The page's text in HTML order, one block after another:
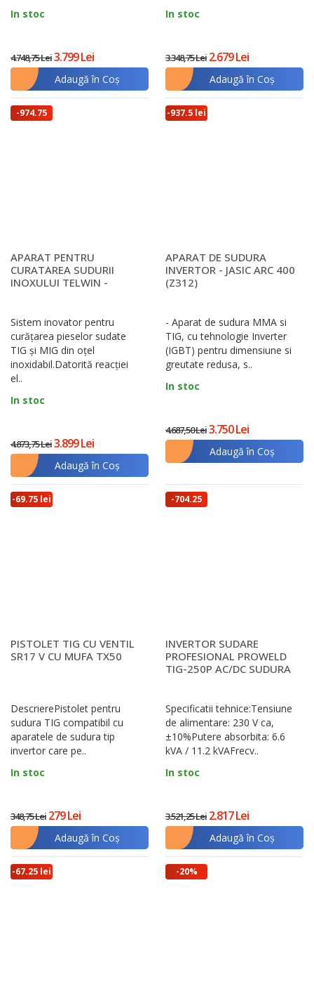
In stoc
4.748,75 Lei3.799 Lei
Adaugă în Coş
In stoc
3.348,75 Lei 2.679 Lei
Adaugă în Coş
-974.75
APARAT PENTRU
CURATAREA SUDURII
INOXULUI TELWIN -
Sistem inovator pentru
curățarea pieselor sudate
TIG și MIG din oțel
inoxidabil.Datorită reacției
el..
In stoc
4.873,75 Lei3.899 Lei
Adaugă în Coş
-937.5 lei
APARAT DE SUDURA
INVERTOR - JASIC ARC 400
(Z312)
- Aparat de sudura MMA si
TIG, cu tehnologie Inverter
(IGBT) pentru dimensiune si
greutate redusa, s..
In stoc
4.687,50 Lei3.750 Lei
Adaugă în Coş
-69.75 lei
PISTOLET TIG CU VENTIL
SR17 V CU MUFA TX50
DescrierePistolet pentru
sudura TIG compatibil cu
aparatele de sudura tip
invertor care pe..
In stoc
348,75 Lei 279 Lei
Adaugă în Coş
-704.25
INVERTOR SUDARE
PROFESIONAL PROWELD
TIG-250P AC/DC SUDURA
Specificatii tehnice:Tensiune
de alimentare: 230 V ca,
±10%Putere absorbita: 6.6
kVA / 11.2 kVAFrecv..
In stoc
3.521,25 Lei 2.817 Lei
Adaugă în Coş
-67.25 lei -20%